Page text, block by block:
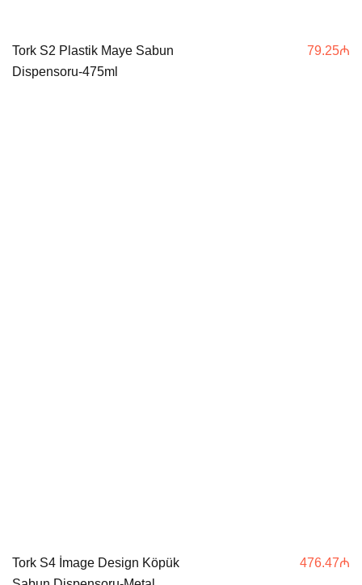
Tork S2 Plastik Maye Sabun
Dispensoru-475ml
79.25₼
Tork S4 İmage Design Köpük
476.47₼